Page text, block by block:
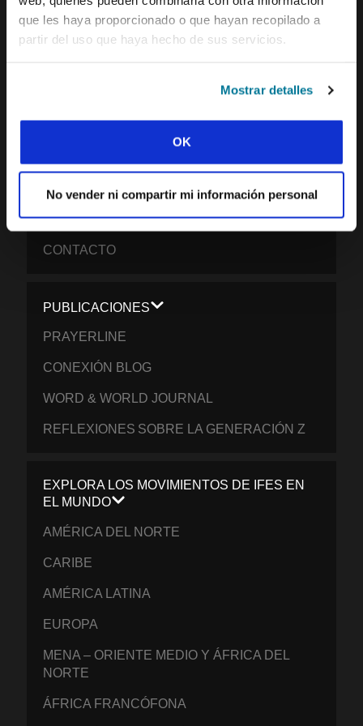
que les haya proporcionado o que hayan recopilado a
partir del uso que haya hecho de sus servicios.
Mostrar detalles
OK
No vender ni compartir mi información personal
IFES · INTERNATIONAL FELLOWSHIP OF
EVANGELICAL STUDENTS
QUÉ CREEMOS
INFORME DE IMPACTO 2024-2025
CONTACTO
PUBLICACIONES
PRAYERLINE
CONEXIÓN BLOG
WORD & WORLD JOURNAL
REFLEXIONES SOBRE LA GENERACIÓN Z
EXPLORA LOS MOVIMIENTOS DE IFES EN
EL MUNDO
AMÉRICA DEL NORTE
CARIBE
AMÉRICA LATINA
EUROPA
MENA – ORIENTE MEDIO Y ÁFRICA DEL
NORTE
ÁFRICA FRANCÓFONA